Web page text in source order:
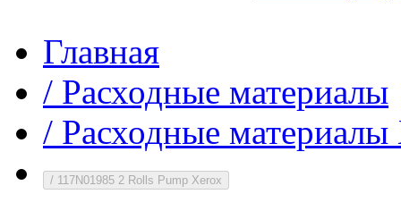
Главная
/ Расходные материалы
/ Расходные
/ 117N01985 2 Rolls Pump Xerox